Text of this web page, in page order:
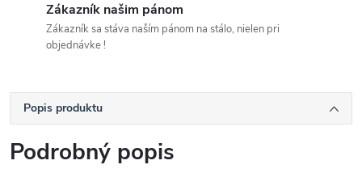
Zákazník našim pánom
Zákazník sa stáva naším pánom na stálo, nielen pri
objednávke !
Popis produktu
Podrobný popis